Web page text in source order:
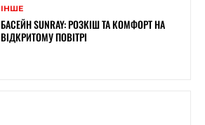
ІНШЕ
БАСЕЙН SUNRAY: РОЗКІШ ТА КОМФОРТ НА
ВІДКРИТОМУ ПОВІТРІ